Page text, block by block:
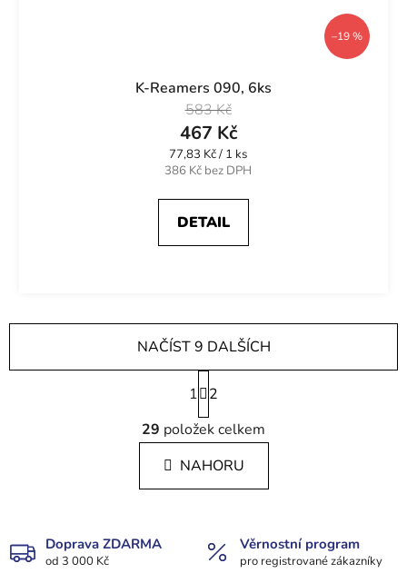
–19 %
K-Reamers 090, 6ks
386 Kč bez DPH
467 Kč
583 Kč
Měrná
cena:
77,83 Kč / 1 ks
DETAIL
O
v
l
á
d
NAČÍST 9 DALŠÍCH
S
t
r
á
n
k
1
2
29 položek celkem
NAHORU
Doprava ZDARMA
od 3 000 Kč
Věrnostní program
pro registrované zákazníky